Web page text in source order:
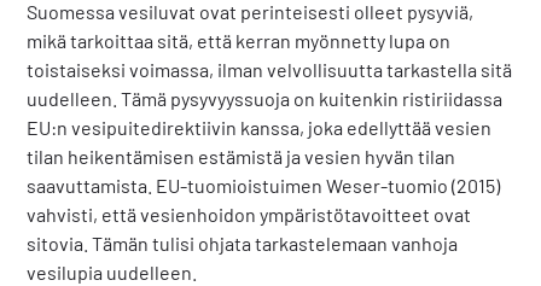
Suomessa vesiluvat ovat perinteisesti olleet pysyviä,
mikä tarkoittaa sitä, että kerran myönnetty lupa on
toistaiseksi voimassa, ilman velvollisuutta tarkastella sitä
uudelleen. Tämä pysyvyyssuoja on kuitenkin ristiriidassa
EU:n vesipuitedirektiivin kanssa, joka edellyttää vesien
tilan heikentämisen estämistä ja vesien hyvän tilan
saavuttamista. EU-tuomioistuimen Weser-tuomio (2015)
vahvisti, että vesienhoidon ympäristötavoitteet ovat
sitovia. Tämän tulisi ohjata tarkastelemaan vanhoja
vesilupia uudelleen.